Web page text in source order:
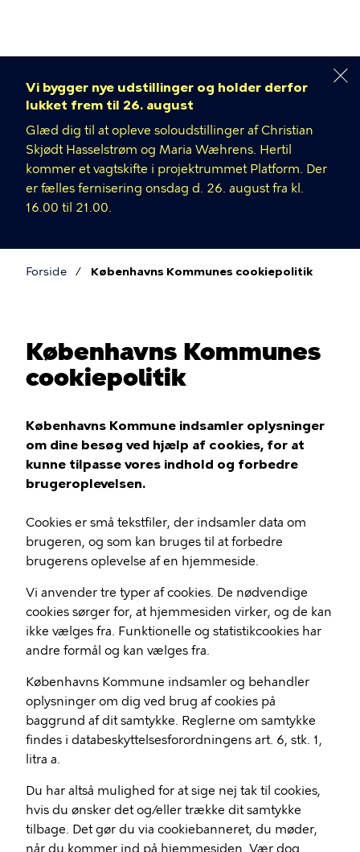
Vi bygger nye udstillinger og holder derfor
lukket frem til 26. august
Glæd dig til at opleve soloudstillinger af Christian
Skjødt Hasselstrøm og Maria Wæhrens. Hertil
kommer et vagtskifte i projektrummet Platform. Der
er fælles fernisering onsdag d. 26. august fra kl.
16.00 til 21.00.
Forside Københavns Kommunes cookiepolitik
Københavns Kommunes
cookiepolitik
Københavns Kommune indsamler oplysninger
om dine besøg ved hjælp af cookies, for at
kunne tilpasse vores indhold og forbedre
brugeroplevelsen.
Cookies er små tekstfiler, der indsamler data om
brugeren, og som kan bruges til at forbedre
brugerens oplevelse af en hjemmeside.
Vi anvender tre typer af cookies. De nødvendige
cookies sørger for, at hjemmesiden virker, og de kan
ikke vælges fra. Funktionelle og statistikcookies har
andre formål og kan vælges fra.
Københavns Kommune indsamler og behandler
oplysninger om dig ved brug af cookies på
baggrund af dit samtykke. Reglerne om samtykke
findes i databeskyttelsesforordningens art. 6, stk. 1,
litra a.
Du har altså mulighed for at sige nej tak til cookies,
hvis du ønsker det og/eller trække dit samtykke
tilbage. Det gør du via cookiebanneret, du møder,
når du kommer ind på hjemmesiden. Vær dog